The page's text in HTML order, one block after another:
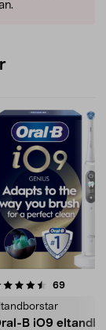
69
B iO9
4.5av 5 stjärnor